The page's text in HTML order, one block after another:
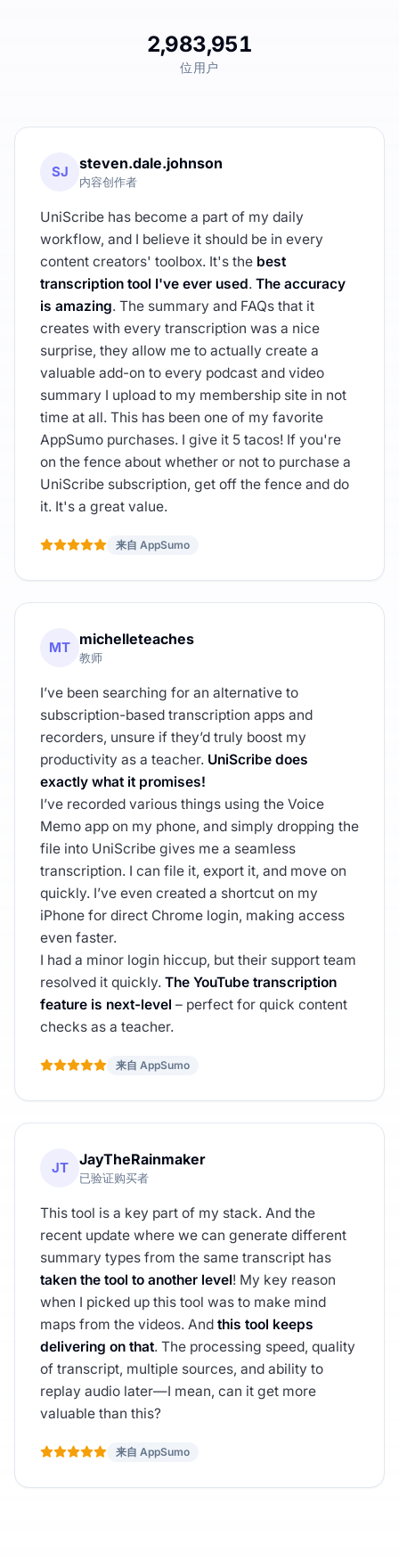
2,983,951
位用户
SJ steven.dale.johnson
内容创作者
UniScribe has become a part of my daily
workflow, and I believe it should be in every
content creators' toolbox. It's the best
transcription tool I've ever used. The accuracy
is amazing. The summary and FAQs that it
creates with every transcription was a nice
surprise, they allow me to actually create a
valuable add-on to every podcast and video
summary I upload to my membership site in not
time at all. This has been one of my favorite
AppSumo purchases. I give it 5 tacos! If you're
on the fence about whether or not to purchase a
UniScribe subscription, get off the fence and do
it. It's a great value.
来自 AppSumo
MT michelleteaches
教师
I’ve been searching for an alternative to
subscription-based transcription apps and
recorders, unsure if they’d truly boost my
productivity as a teacher. UniScribe does
exactly what it promises!
I’ve recorded various things using the Voice
Memo app on my phone, and simply dropping the
file into UniScribe gives me a seamless
transcription. I can file it, export it, and move on
quickly. I’ve even created a shortcut on my
iPhone for direct Chrome login, making access
even faster.
I had a minor login hiccup, but their support team
resolved it quickly. The YouTube transcription
feature is next-level – perfect for quick content
checks as a teacher.
来自 AppSumo
JT JayTheRainmaker
已验证购买者
This tool is a key part of my stack. And the
recent update where we can generate different
summary types from the same transcript has
taken the tool to another level! My key reason
when I picked up this tool was to make mind
maps from the videos. And this tool keeps
delivering on that. The processing speed, quality
of transcript, multiple sources, and ability to
replay audio later—I mean, can it get more
valuable than this?
来自 AppSumo